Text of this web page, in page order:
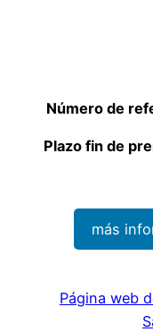
Número de
Plazo fin de
más
Página web